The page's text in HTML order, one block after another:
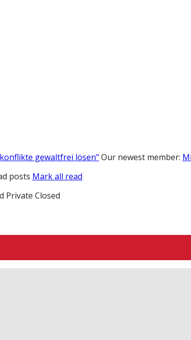
gewaltfrei lösen" Our newest member:
posts Mark all read
Private Closed